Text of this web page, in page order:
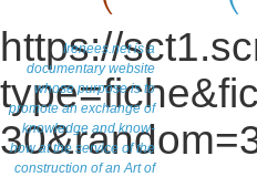
Irenees.net is a
documentary website
whose purpose is to
promote an exchange of
knowledge and know-
how at the service of the
construction of an Art of
https://